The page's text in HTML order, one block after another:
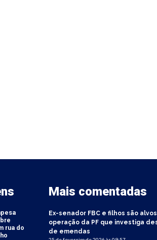
rua do
Mais comentadas
Ex-senador FBC e filhos são
operação da PF que investiga
de emendas